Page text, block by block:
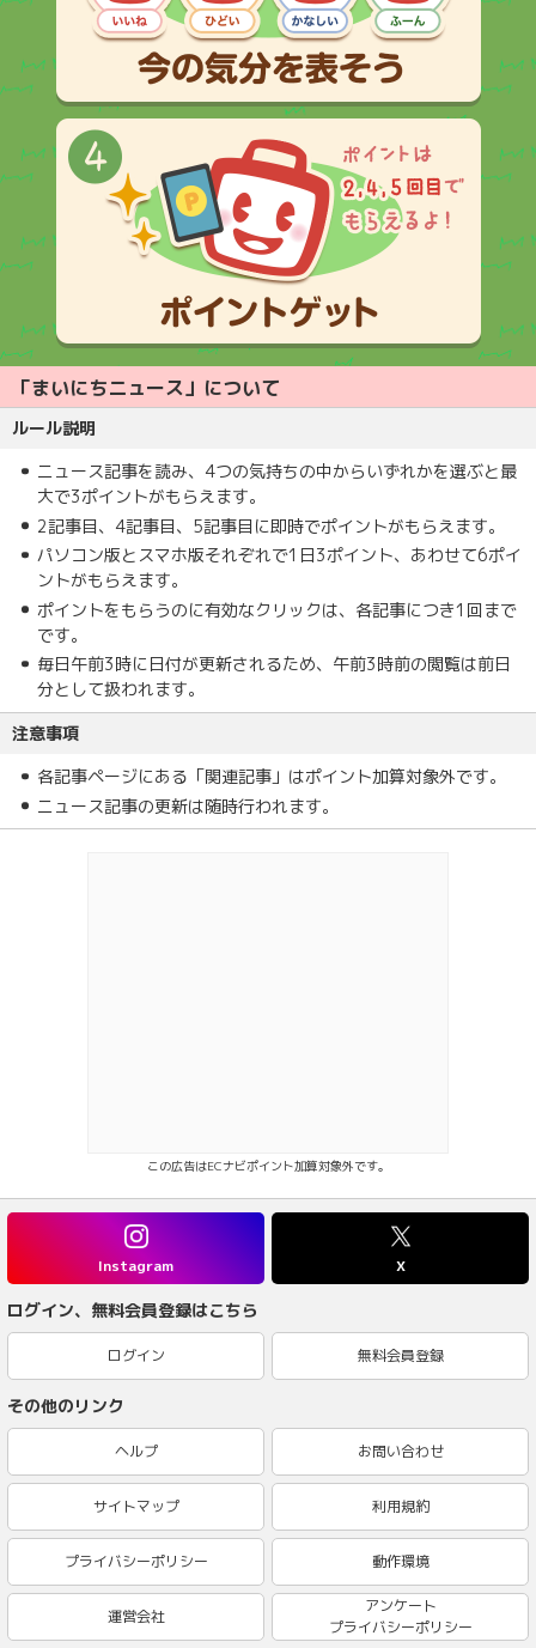
「まいにちニュース」について
ルール説明
ニュース記事を読み、4つの気持ちの中からいずれかを選ぶと最
大で3ポイントがもらえます。
2記事目、4記事目、5記事目に即時でポイントがもらえます。
パソコン版とスマホ版それぞれで1日3ポイント、あわせて6ポイ
ントがもらえます。
ポイントをもらうのに有効なクリックは、各記事につき1回まで
です。
毎日午前3時に日付が更新されるため、午前3時前の閲覧は前日
分として扱われます。
注意事項
各記事ページにある「関連記事」はポイント加算対象外です。
ニュース記事の更新は随時行われます。
この広告はECナビポイント加算対象外です。
Instagram X
ログイン、無料会員登録はこちら
ログイン 無料会員登録
その他のリンク
ヘルプ お問い合わせ
サイトマップ 利用規約
プライバシーポリシー 動作環境
運営会社
アンケート
プライバシーポリシー